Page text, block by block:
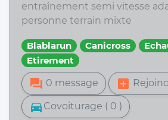
entraînement semi vitesse
personne terrain mixte
Blablarun Canicross
Etirement
forum 0 message add_box
directions_car Covoiturage ( 0 )